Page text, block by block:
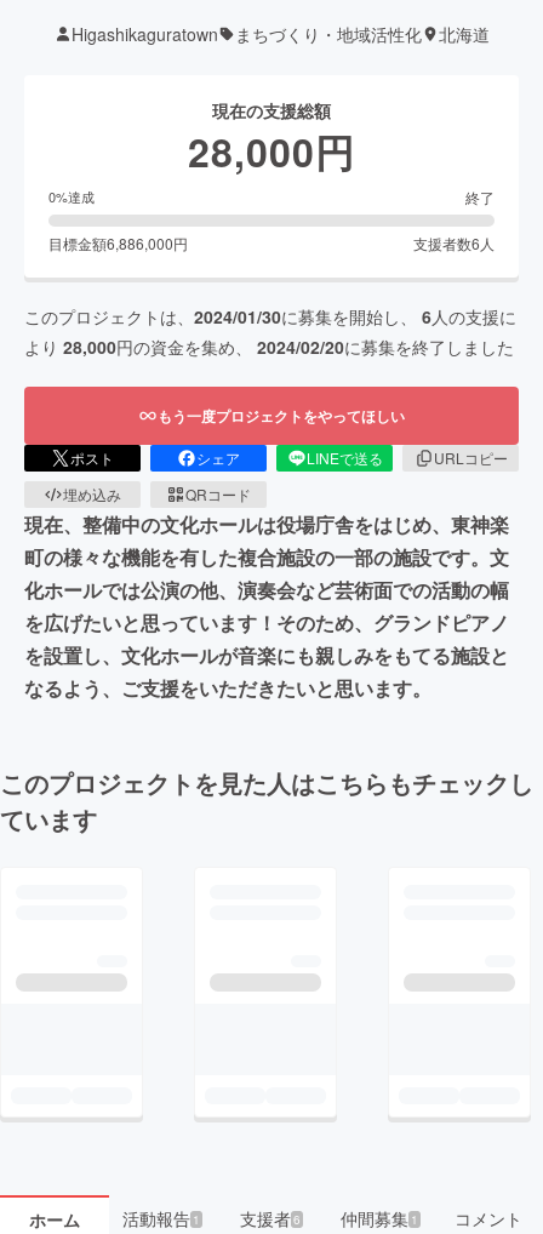
Higashikaguratown まちづくり・地域活性化 北海道
現在の支援総額
28,000円
0%達成 終了
目標金額6,886,000円 支援者数6 人
このプロジェクトは、 2024/01/30に募集を開始し、 6人の支援に
より 28,000円の資金を集め、 2024/02/20に募集を終了しました
もう一度プロジェクトをやってほしい
ポスト シェア LINEで送る
URLコピー
埋め込み
QRコード
現在、整備中の文化ホールは役場庁舎をはじめ、東神楽
町の様々な機能を有した複合施設の一部の施設です。文
化ホールでは公演の他、演奏会など芸術面での活動の幅
を広げたいと思っています！そのため、グランドピアノ
を設置し、文化ホールが音楽にも親しみをもてる施設と
なるよう、ご支援をいただきたいと思います。
このプロジェクトを見た人はこちらもチェックし
ています
ホーム 活動報告1 支援者6 仲間募集 1 コメント